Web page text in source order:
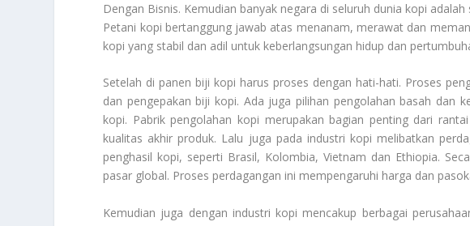
Dengan Bisnis. Kemudian banyak negara di seluruh dunia kopi
Petani kopi bertanggung jawab atas menanam, merawat dan
kopi yang stabil dan adil untuk keberlangsungan hidup dan
Setelah di panen biji kopi harus proses dengan hati-hati. Proses
dan pengepakan biji kopi. Ada juga pilihan pengolahan basah dan
kopi. Pabrik pengolahan kopi merupakan bagian penting dari
kualitas akhir produk. Lalu juga pada industri kopi melibatkan
penghasil kopi, seperti Brasil, Kolombia, Vietnam dan Ethiopia.
pasar global. Proses perdagangan ini mempengaruhi harga dan
Kemudian juga dengan industri kopi mencakup berbagai